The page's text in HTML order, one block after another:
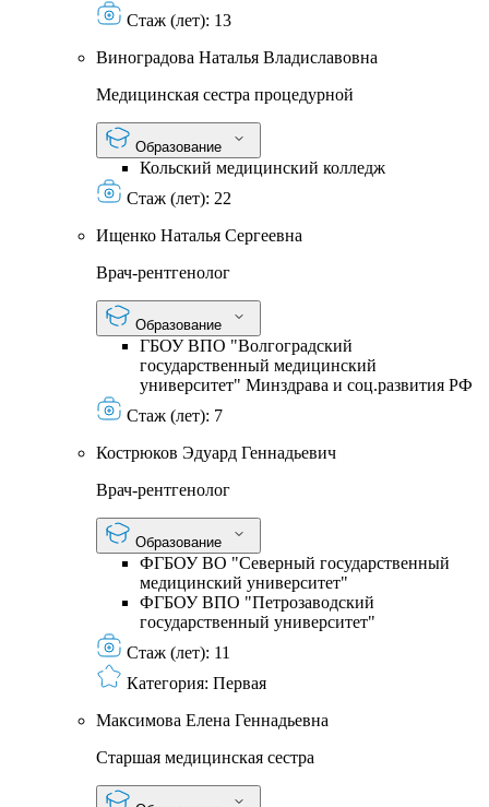
Стаж (лет): 13
Виноградова Наталья Владиславовна
Медицинская сестра процедурной
Образование
Кольский медицинский колледж
Стаж (лет): 22
Ищенко Наталья Сергеевна
Врач-рентгенолог
Образование
ГБОУ ВПО "Волгоградский
государственный медицинский
университет" Минздрава и соц.развития РФ
Стаж (лет): 7
Кострюков Эдуард Геннадьевич
Врач-рентгенолог
Образование
ФГБОУ ВО "Северный государственный
медицинский университет"
ФГБОУ ВПО "Петрозаводский
государственный университет"
Стаж (лет): 11
Категория: Первая
Максимова Елена Геннадьевна
Старшая медицинская сестра